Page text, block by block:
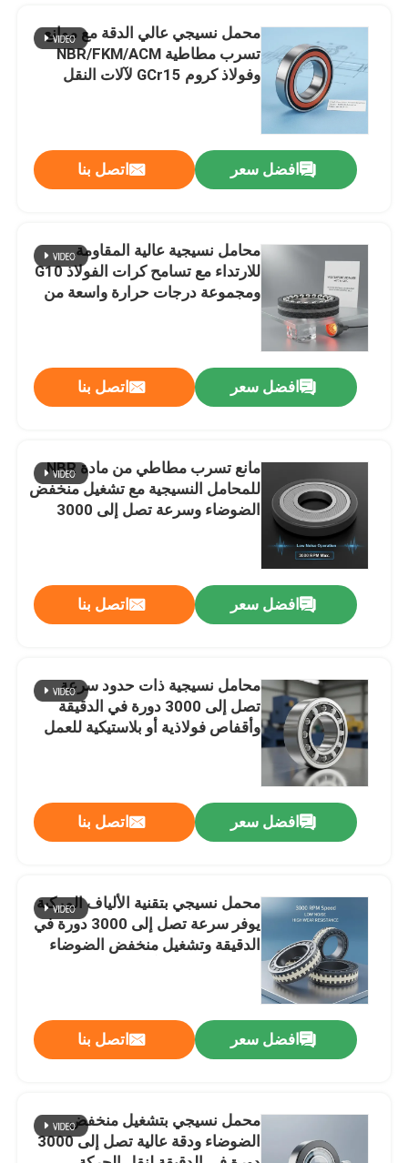
منتجات
معلومات عنا
جولة في المعمل
اتصل بنا
الزاوي اضعا الكرة الاتصال
اقتحام الزاوي اضعا الكرة الاتصال
صف مزدوج أسطواني أسطواني
محمل نسيجي عالي الدقة مع موانع
تسرب مطاطية NBR/FKM/ACM
وفولاذ كروم GCr15 لآلات النقل
افضل سعر اتصل بنا
محامل نسيجية عالية المقاومة
للارتداء مع تسامح كرات الفولاذ G10
ومجموعة درجات حرارة واسعة من
افضل سعر اتصل بنا
مانع تسرب مطاطي من مادة NBR
للمحامل النسيجية مع تشغيل منخفض
الضوضاء وسرعة تصل إلى 3000
افضل سعر اتصل بنا
محامل نسيجية ذات حدود سرعة
تصل إلى 3000 دورة في الدقيقة
وأقفاص فولاذية أو بلاستيكية للعمل
افضل سعر اتصل بنا
محمل نسيجي بتقنية الألياف المركبة
يوفر سرعة تصل إلى 3000 دورة في
الدقيقة وتشغيل منخفض الضوضاء
افضل سعر اتصل بنا
محمل نسيجي بتشغيل منخفض
الضوضاء ودقة عالية تصل إلى 3000